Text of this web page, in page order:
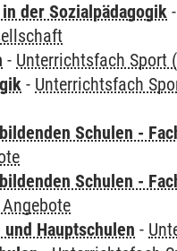
der Sozialpädagogik -
- Unterrichtsfach Sport
- Unterrichtsfach
Schulen -
Schulen -
Hauptschulen -